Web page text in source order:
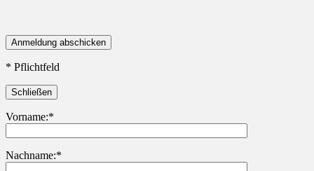
* Pflichtfeld
Schließen
Vorname:*
Nachname:*